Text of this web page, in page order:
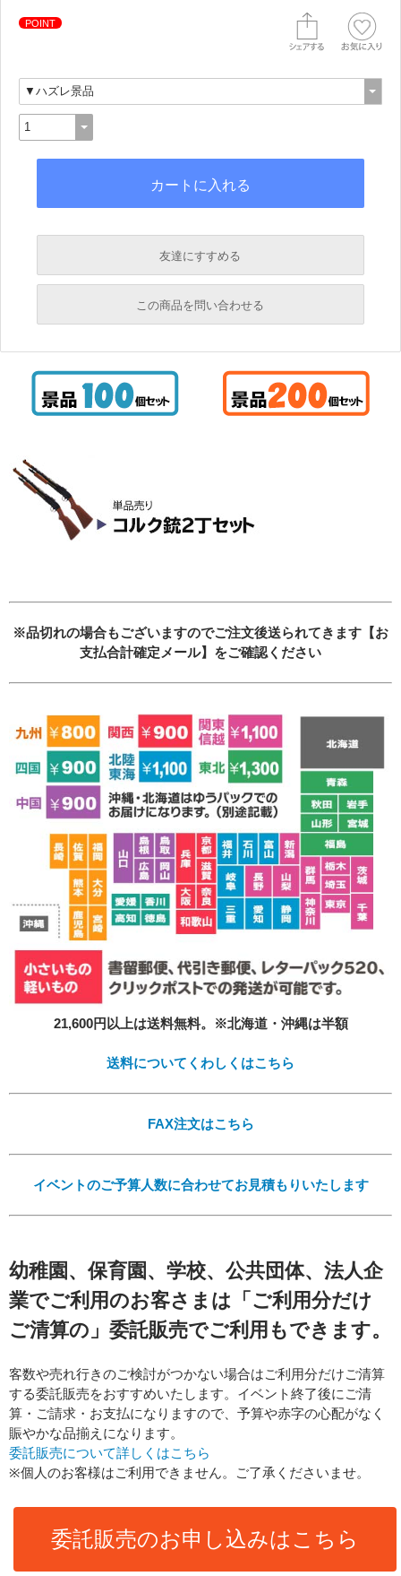
POINT
友達にすすめる
必須
必須
この商品を問い合わせる
必須
Eメール
プライバシーポリシーをご確認ください。
プライバシーポリシーを確認しました。
※品切れの場合もございますのでご注文後送られてきます【お
支払合計確定メール】をご確認ください
21,600円以上は送料無料。※北海道・沖縄は半額
送料についてくわしくはこちら
FAX注文はこちら
イベントのご予算人数に合わせてお見積もりいたします
幼稚園、保育園、学校、公共団体、法人企
業でご利用のお客さまは「ご利用分だけ
ご清算の」委託販売でご利用もできます。
客数や売れ行きのご検討がつかない場合はご利用分だけご清算
する委託販売をおすすめいたします。イベント終了後にご清
算・ご請求・お支払になりますので、予算や赤字の心配がなく
賑やかな品揃えになります。
委託販売について詳しくはこちら
※個人のお客様はご利用できません。ご了承くださいませ。
委託販売のお申し込みはこちら